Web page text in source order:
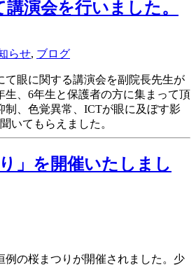
演会を行いました。
らせ, ブログ
て眼に関する講演会を副院長先生が
生、6年生と保護者の方に集まって頂
制、色覚異常、ICTが眼に及ぼす影
いてもらえました。
」を開催いたしまし
例の桜まつりが開催されました。少